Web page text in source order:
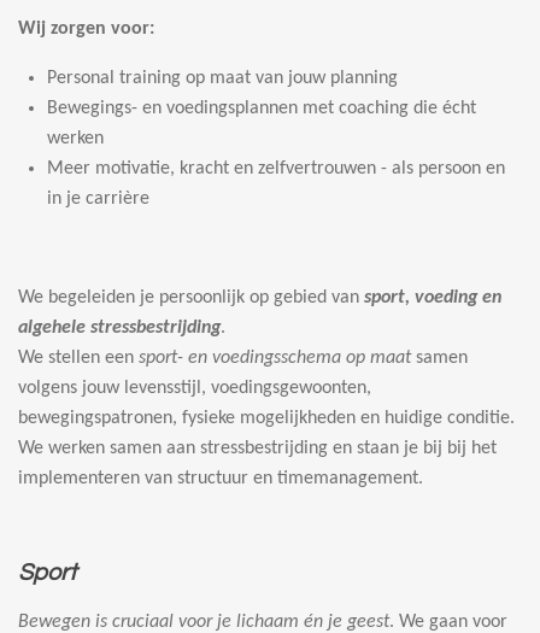
Wij zorgen voor:
Personal training op maat van jouw planning
Bewegings- en voedingsplannen met coaching die écht
werken
Meer motivatie, kracht en zelfvertrouwen - als persoon en
in je carrière
We begeleiden je persoonlijk op gebied van sport, voeding en
algehele stressbestrijding.
We stellen een sport- en voedingsschema op maatsamen
volgens jouw levensstijl, voedingsgewoonten,
bewegingspatronen, fysieke mogelijkheden en huidige conditie.
We werken samen aan stressbestrijding en staan je bij bij het
implementeren van structuur en timemanagement.
Sport
Bewegen is cruciaal voor je lichaam én je geest. We gaan voor